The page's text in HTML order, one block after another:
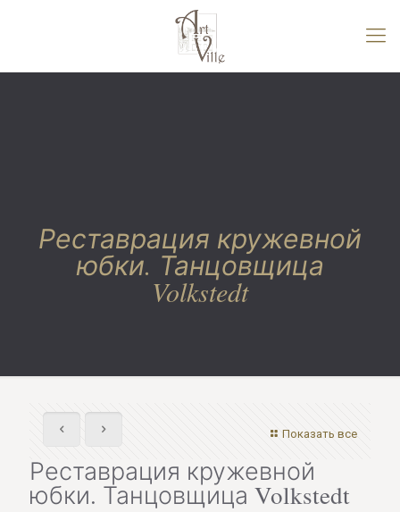
Реставрация кружевной
юбки. Танцовщица
Volkstedt
Показать все
Реставрация кружевной
юбки. Танцовщица Volkstedt